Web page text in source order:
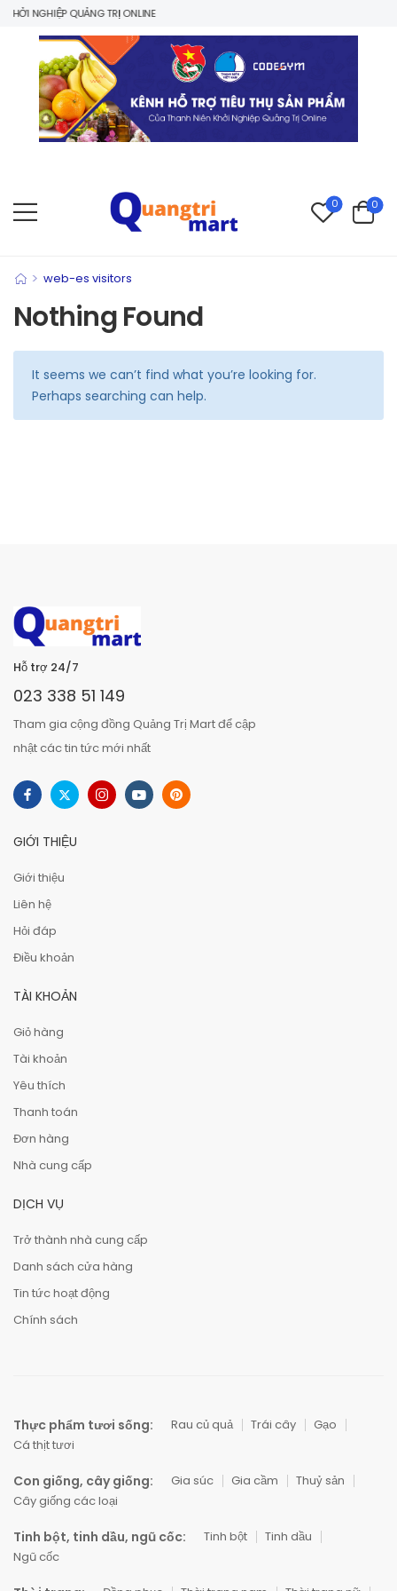
NGHIỆP QUẢNG TRỊ ONLINE
0 0
> web-es visitors
Nothing Found
It seems we can’t find what you’re looking for.
Perhaps searching can help.
Hỗ trợ 24/7
023 338 51 149
Tham gia cộng đồng Quảng Trị Mart để cập
nhật các tin tức mới nhất
GIỚI THIỆU
Giới thiệu
Liên hệ
Hỏi đáp
Điều khoản
TÀI KHOẢN
Giỏ hàng
Tài khoản
Yêu thích
Thanh toán
Đơn hàng
Nhà cung cấp
DỊCH VỤ
Trở thành nhà cung cấp
Danh sách cửa hàng
Tin tức hoạt động
Chính sách
Thực phẩm tươi sống: Rau củ quả Trái cây
Gạo
Cá thịt tươi
Con giống, cây giống: Gia súc Gia cầm
Thuỷ sản
Cây giống các loại
Tinh bột, tinh dầu, ngũ cốc: Tinh bột
Tinh dầu
Ngũ cốc